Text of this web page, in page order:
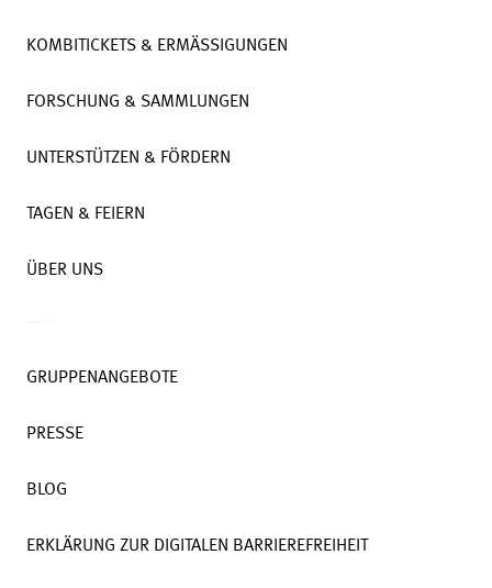
KOMBITICKETS & ERMÄSSIGUNGEN
FORSCHUNG & SAMMLUNGEN
UNTERSTÜTZEN & FÖRDERN
TAGEN & FEIERN
ÜBER UNS
GRUPPENANGEBOTE
PRESSE
BLOG
ERKLÄRUNG ZUR DIGITALEN BARRIEREFREIHEIT